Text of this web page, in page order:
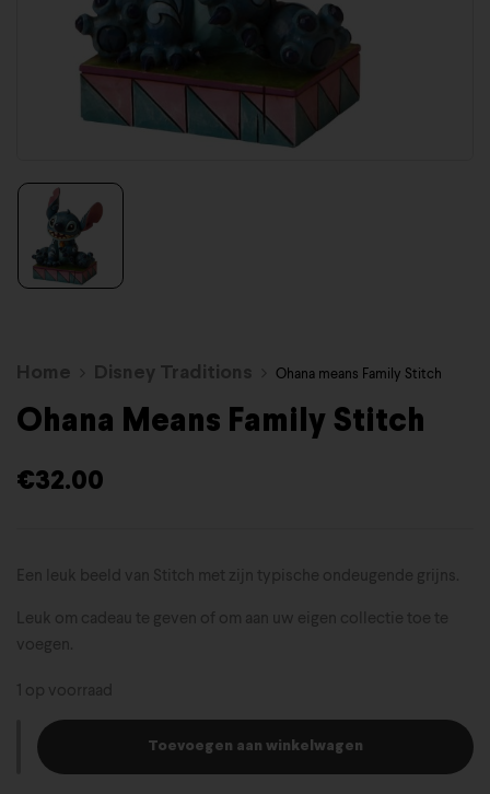
Home Disney Traditions Ohana means Family Stitch
Ohana Means Family Stitch
€32.00
Een leuk beeld van Stitch met zijn typische ondeugende grijns.
Leuk om cadeau te geven of om aan uw eigen collectie toe te
voegen.
1 op voorraad
Toevoegen aan winkelwagen